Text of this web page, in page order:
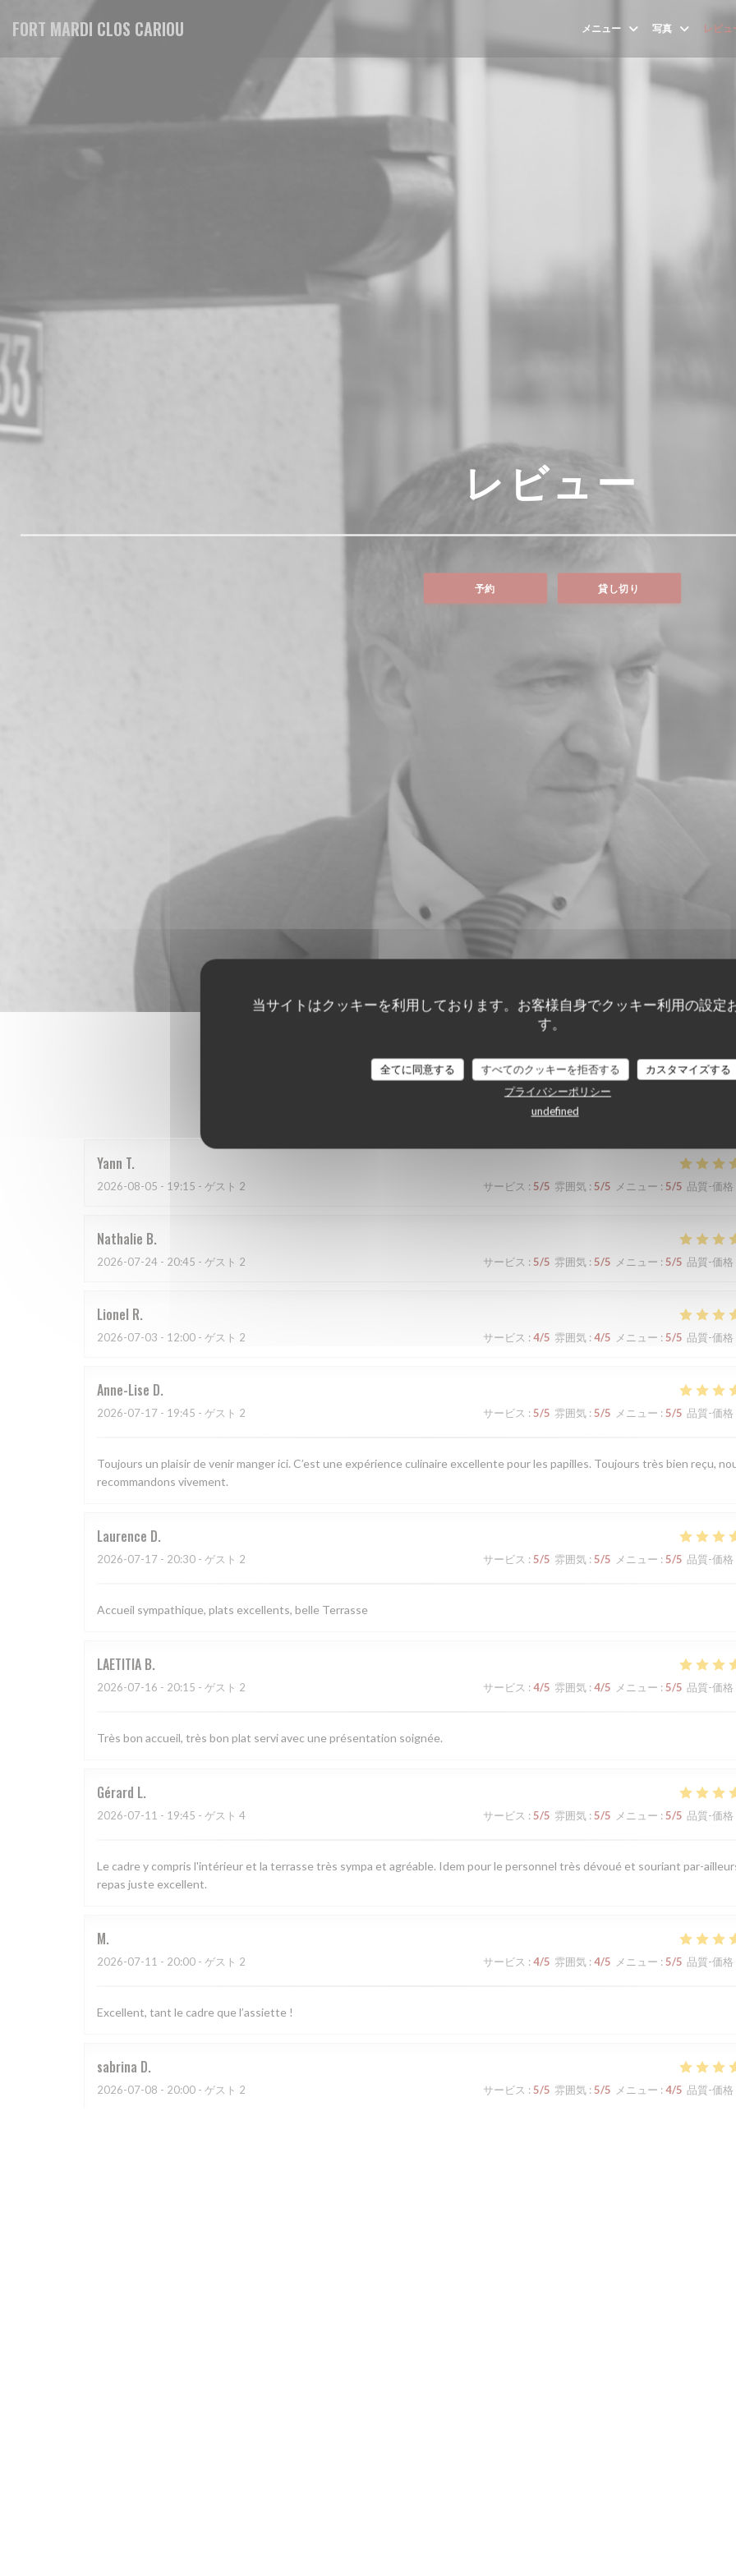
当サイトはクッキーを利用しております。お客様自身でクッキー利用の設定
す。
全てに同意する すべてのクッキーを拒否する
カスタマイズする
プライバシーポリシー
undefined
FORT MARDI CLOS CARIOU メニュー 写真 レビュ
レビュー
予約 貸し切り
顧客の評価
Yann T
2026-08-05 - 19:15 - ゲスト 2 サービス : 5/5 雰囲気 : 5/5 メニュー : 5/5 品質-価格
Nathalie B
2026-07-24 - 20:45 - ゲスト 2 サービス : 5/5 雰囲気 : 5/5 メニュー : 5/5 品質-価格
Lionel R
2026-07-03 - 12:00 - ゲスト 2 サービス :4/5 雰囲気 : 4/5 メニュー :5/5 品質-価格
Anne-Lise D
2026-07-17 - 19:45 - ゲスト 2 サービス : 5/5 雰囲気 : 5/5 メニュー : 5/5 品質-価格
Toujours un plaisir de venir manger ici. C’est une expérience culinaire excellente pour les papilles. Toujours très bien reçu,
recommandons vivement.
Laurence D
2026-07-17 - 20:30 - ゲスト 2 サービス : 5/5 雰囲気 : 5/5 メニュー : 5/5 品質-価格
Accueil sympathique, plats excellents, belle Terrasse
LAETITIA B
2026-07-16 - 20:15 - ゲスト 2 サービス : 4/5 雰囲気 : 4/5 メニュー : 5/5 品質-価格
Très bon accueil, très bon plat servi avec une présentation soignée.
Gérard L
2026-07-11 - 19:45 - ゲスト 4 サービス : 5/5 雰囲気 : 5/5 メニュー : 5/5 品質-価格
Le cadre y compris l'intérieur et la terrasse très sympa et agréable. Idem pour le personnel très dévoué et souriant par-
repas juste excellent.
M
2026-07-11 - 20:00 - ゲスト 2 サービス : 4/5 雰囲気 : 4/5 メニュー : 5/5 品質-価格
Excellent, tant le cadre que l’assiette !
sabrina D
2026-07-08 - 20:00 - ゲスト 2 サービス : 5/5 雰囲気 : 5/5 メニュー : 4/5 品質-価格